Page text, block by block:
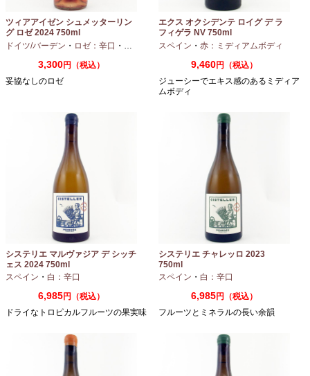
ツィアアイゼン シュメッターリン
グ ロゼ 2024 750ml
ドイツ/バーデン ・ ロゼ：辛口 ・ ピノノワール
3,300円（税込）
妥協なしのロゼ
エクス オクシデンテ ロイグ デ ラ
フィゲラ NV 750ml
（2022/2023）
スペイン ・ 赤：ミディアムボディ
9,460円（税込）
ジューシーでエキス感のあるミディア
ムボディ
システリエ マルヴァジア デ シッチ
ェス 2024 750ml
スペイン ・ 白：辛口
6,985円（税込）
ドライなトロピカルフルーツの果実味
システリエ チャレッロ 2023
750ml
スペイン ・ 白：辛口
6,985円（税込）
フルーツとミネラルの長い余韻